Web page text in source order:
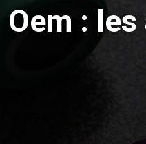
Oem :